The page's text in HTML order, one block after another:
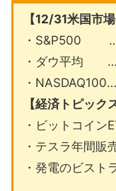
【12/31米国市
・S&P500
・ダウ平均
・
【経済トピック
・ビットコイン
・テスラ年間販
・発電のビスト